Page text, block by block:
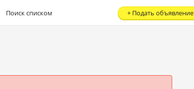
Поиск списком + Подать объявление